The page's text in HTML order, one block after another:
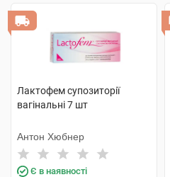
Лактофем супозиторії
вагінальні 7 шт
Антон Хюбнер
Є в наявності